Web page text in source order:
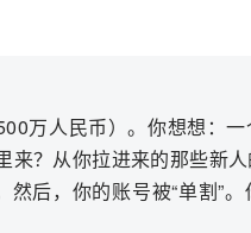
万人民币）。你想想：
来？从你拉进来的那些新
后，你的账号被“单割”。